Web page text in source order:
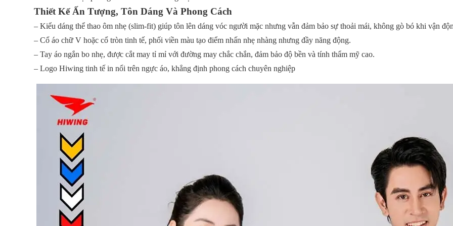
Thiết Kế Ấn Tượng, Tôn Dáng Và Phong Cách
– Kiểu dáng thể thao ôm nhẹ (slim-fit) giúp tôn lên dáng vóc người mặc nhưng vẫn đảm bảo sự thoải mái, không gò bó khi vận
– Cổ áo chữ V hoặc cổ tròn tinh tế, phối viền màu tạo điểm nhấn nhẹ nhàng nhưng đầy năng động.
– Tay áo ngắn bo nhẹ, được cắt may tỉ mỉ với đường may chắc chắn, đảm bảo độ bền và tính thẩm mỹ cao.
– Logo Hiwing tinh tế in nổi trên ngực áo, khẳng định phong cách chuyên nghiệp